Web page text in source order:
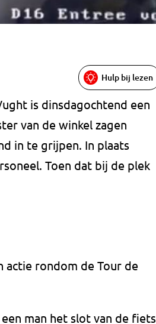
Hulp bij lezen
is dinsdagochtend een
van de winkel zagen
in te grijpen. In plaats
Toen dat bij de plek
actie rondom de Tour de
man het slot van de fiets